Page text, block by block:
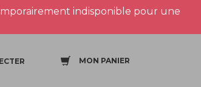
indisponible pour une
MON PANIER